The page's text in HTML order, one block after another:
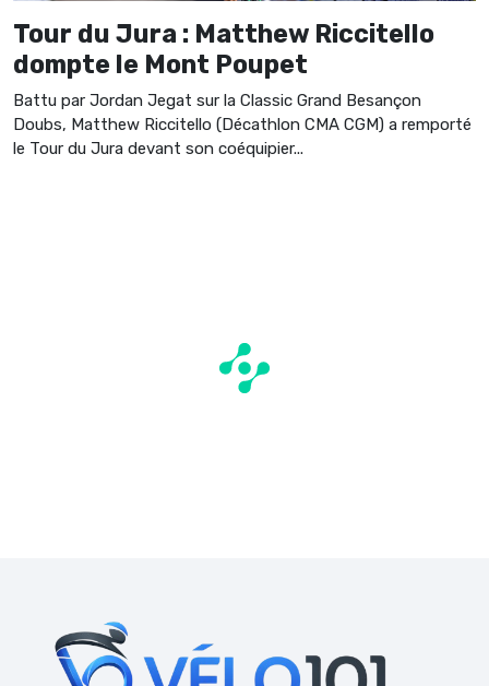
Tour du Jura : Matthew Riccitello
dompte le Mont Poupet
Battu par Jordan Jegat sur la Classic Grand Besançon
Doubs, Matthew Riccitello (Décathlon CMA CGM) a remporté
le Tour du Jura devant son coéquipier...